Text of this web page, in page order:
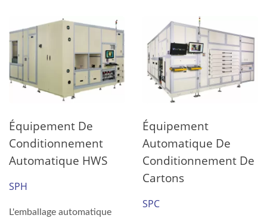
Équipement De
Conditionnement
Automatique HWS
SPH
L'emballage automatique
Équipement
Automatique De
Conditionnement De
Cartons
SPC